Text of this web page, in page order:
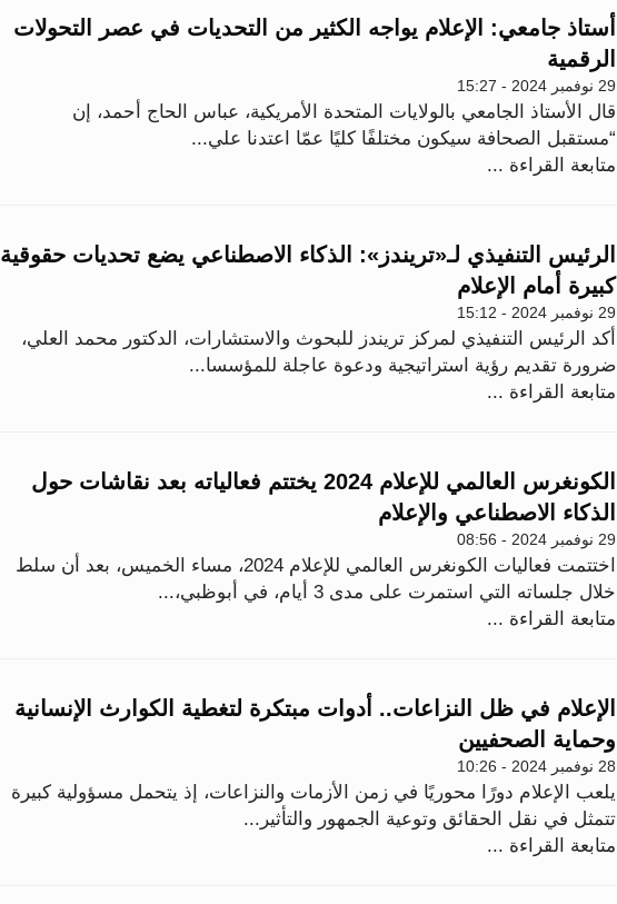
أستاذ جامعي: الإعلام يواجه الكثير من التحديات في عصر التحولات
الرقمية
29 نوفمبر 2024 - 15:27
قال الأستاذ الجامعي بالولايات المتحدة الأمريكية، عباس الحاج أحمد، إن
“مستقبل الصحافة سيكون مختلفًا كليًا عمّا اعتدنا علي...
متابعة القراءة ...
الرئيس التنفيذي لـ«تريندز»: الذكاء الاصطناعي يضع تحديات حقوقية
كبيرة أمام الإعلام
29 نوفمبر 2024 - 15:12
أكد الرئيس التنفيذي لمركز تريندز للبحوث والاستشارات، الدكتور محمد العلي،
ضرورة تقديم رؤية استراتيجية ودعوة عاجلة للمؤسسا...
متابعة القراءة ...
الكونغرس العالمي للإعلام 2024 يختتم فعالياته بعد نقاشات حول
الذكاء الاصطناعي والإعلام
29 نوفمبر 2024 - 08:56
اختتمت فعاليات الكونغرس العالمي للإعلام 2024، مساء الخميس، بعد أن سلط
خلال جلساته التي استمرت على مدى 3 أيام، في أبوظبي،...
متابعة القراءة ...
الإعلام في ظل النزاعات.. أدوات مبتكرة لتغطية الكوارث الإنسانية
وحماية الصحفيين
28 نوفمبر 2024 - 10:26
يلعب الإعلام دورًا محوريًا في زمن الأزمات والنزاعات، إذ يتحمل مسؤولية كبيرة
تتمثل في نقل الحقائق وتوعية الجمهور والتأثير...
متابعة القراءة ...